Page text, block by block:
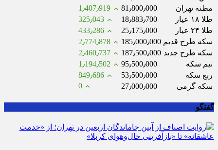
مظنه تهران
81٫800٫000
1٫407٫919
طلا ۱۸ عیار
18٫883٫700
325٫043
طلا ۲۴ عیار
25٫175٫000
433٫286
سکه طرح قدیم 185٫000٫000
2٫774٫878
سکه طرح جدید 187٫500٫000
2٫460٫737
نیم سکه
95٫500٫000
1٫194٫502
ربع سکه
53٫500٫000
849٫686
سکه گرمی
27٫000٫000 0
گفتگو